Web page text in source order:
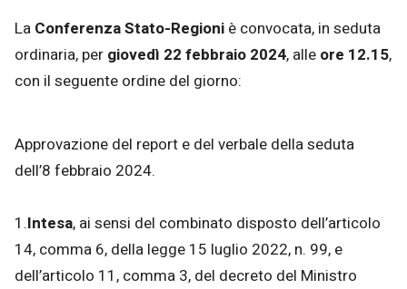
La Conferenza Stato-Regioni è convocata, in seduta
ordinaria, per giovedì 22 febbraio 2024, alle ore 12.15,
con il seguente ordine del giorno:
Approvazione del report e del verbale della seduta
dell’8 febbraio 2024.
1.Intesa, ai sensi del combinato disposto dell’articolo
14, comma 6, della legge 15 luglio 2022, n. 99, e
dell’articolo 11, comma 3, del decreto del Ministro